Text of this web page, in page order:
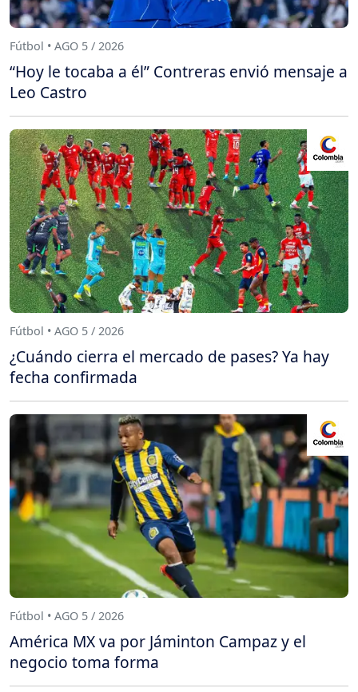
Fútbol • AGO 5 / 2026
“Hoy le tocaba a él” Contreras envió mensaje a
Leo Castro
Fútbol • AGO 5 / 2026
¿Cuándo cierra el mercado de pases? Ya hay
fecha confirmada
Fútbol • AGO 5 / 2026
América MX va por Jáminton Campaz y el
negocio toma forma